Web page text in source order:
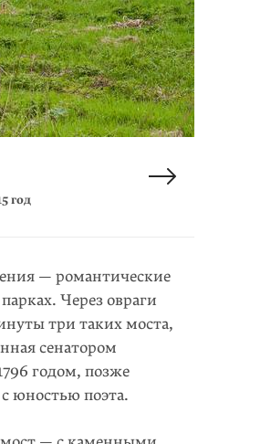
год
год
год
— романтические
Через овраги
три таких моста,
сенатором
годом, позже
юностью поэта.